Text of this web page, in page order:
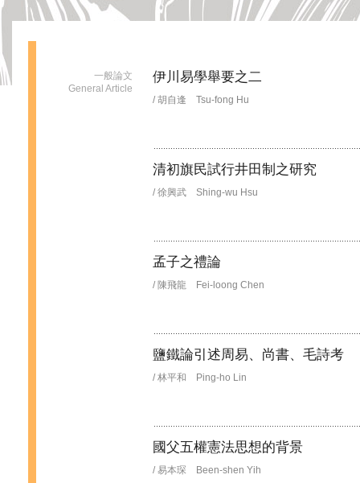
一般論文
General Article
伊川易學舉要之二
/ 胡自逢 Tsu-fong Hu
清初旗民試行井田制之研究
/ 徐興武 Shing-wu Hsu
孟子之禮論
/ 陳飛龍 Fei-loong Chen
鹽鐵論引述周易、尚書、毛詩考
/ 林平和 Ping-ho Lin
國父五權憲法思想的背景
/ 易本琛 Been-shen Yih